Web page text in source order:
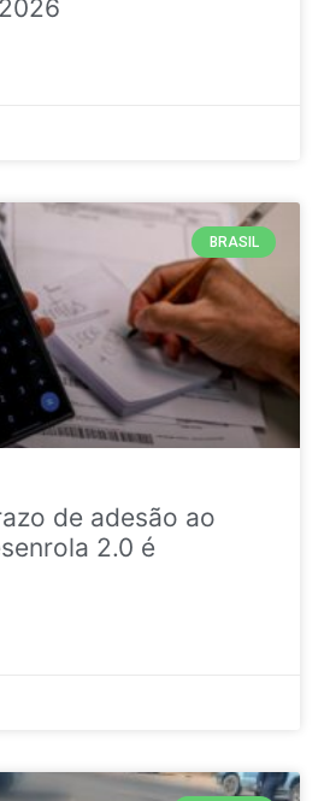
BRASIL
de adesão ao
2.0 é